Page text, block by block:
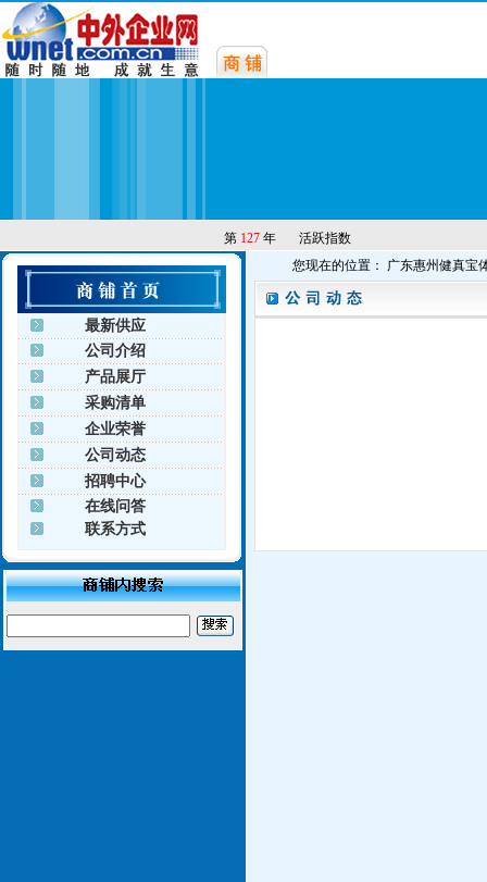
第 127 年 活跃指数
最新供应
公司介绍
产品展厅
采购清单
企业荣誉
公司动态
招聘中心
在线问答
联系方式
您现在的位置： 广东惠州健真宝